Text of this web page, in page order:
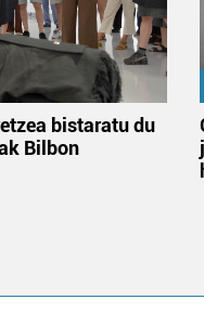
bistaratu du
Bilbon